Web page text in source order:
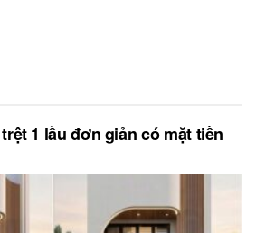
1 lầu đơn giản có mặt tiền